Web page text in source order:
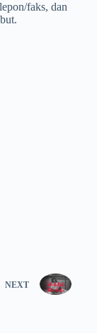
faks, dan
NEXT